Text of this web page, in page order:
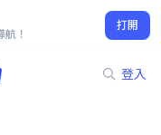
！
打開
登入